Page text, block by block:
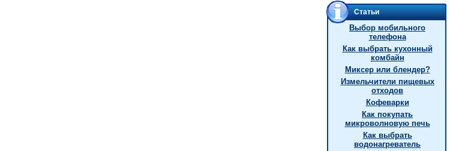
Статьи
Выбор мобильного
телефона
Как выбрать кухонный
комбайн
Миксер или блендер?
Измельчители пищевых
отходов
Кофеварки
Как покупать
микроволновую печь
Как выбрать
водонагреватель